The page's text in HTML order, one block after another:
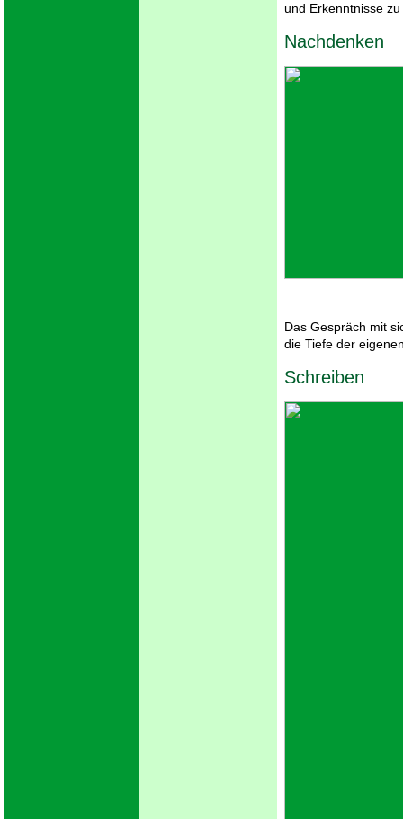
und Erkenntnisse
Nachdenken
Das Gespräch mit
die Tiefe der
Schreiben